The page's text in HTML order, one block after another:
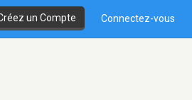
un Compte Connectez-vous